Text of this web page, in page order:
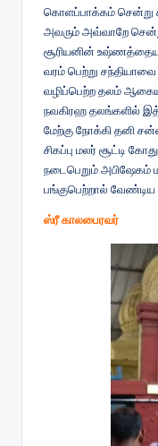
கொளப்பாக்கம் சென்று
அவரும் அவ்வாறே
சூரியனின்
வரம் பெற்று
வழிப்பெற்ற தலம்
நவகிரஹ தலங்களில்
மேற்கு நோக்கி தனி
சிகப்பு மலர் சூட்டி
நடைபெறும் அபிஷேகம்
பங்குபெற்றால் வேண்டிய
ஸ்ரீ காலபைரவர்